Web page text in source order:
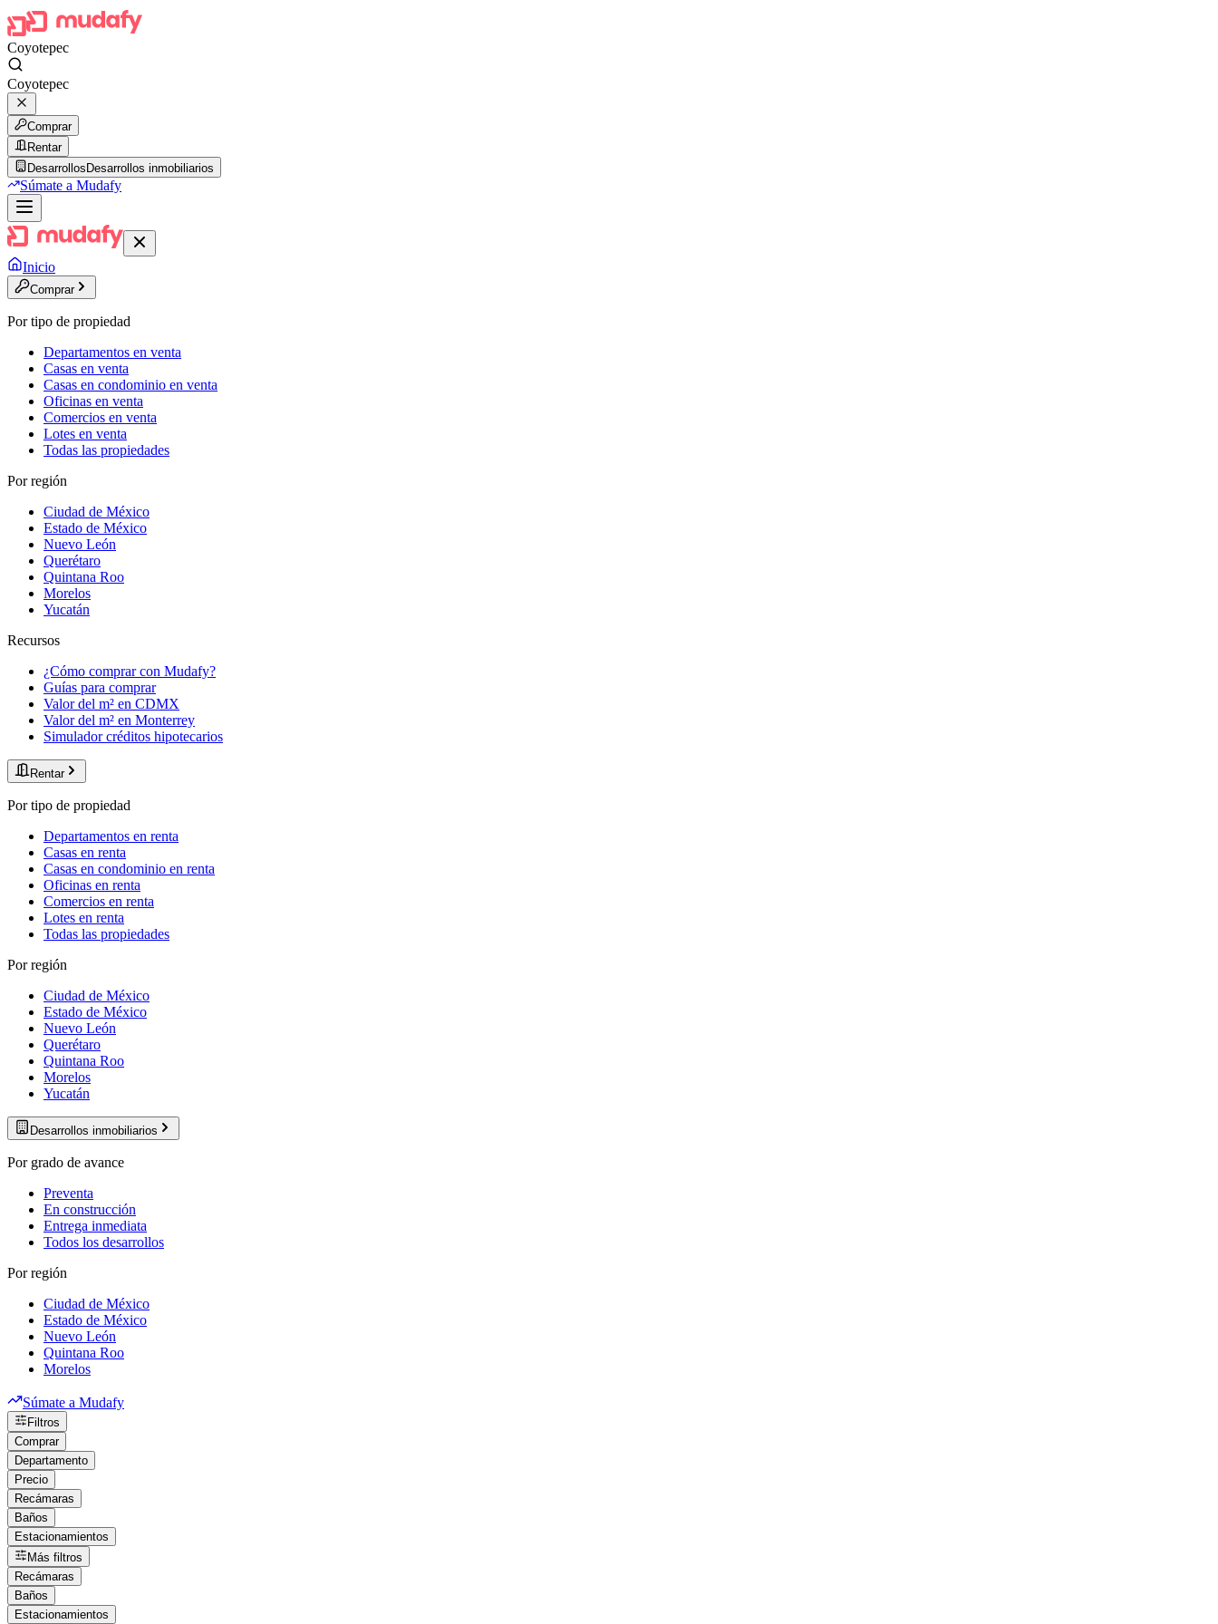
Coyotepec
Coyotepec
Comprar
Rentar
Desarrollos Desarrollos inmobiliarios
Súmate a Mudafy
Inicio
Comprar
Por tipo de propiedad
Departamentos en venta
Casas en venta
Casas en condominio en venta
Oficinas en venta
Comercios en venta
Lotes en venta
Todas las propiedades
Por región
Ciudad de México
Estado de México
Nuevo León
Querétaro
Quintana Roo
Morelos
Yucatán
Recursos
¿Cómo comprar con Mudafy?
Guías para comprar
Valor del m² en CDMX
Valor del m² en Monterrey
Simulador créditos hipotecarios
Rentar
Por tipo de propiedad
Departamentos en renta
Casas en renta
Casas en condominio en renta
Oficinas en renta
Comercios en renta
Lotes en renta
Todas las propiedades
Por región
Ciudad de México
Estado de México
Nuevo León
Querétaro
Quintana Roo
Morelos
Yucatán
Desarrollos inmobiliarios
Por grado de avance
Preventa
En construcción
Entrega inmediata
Todos los desarrollos
Por región
Ciudad de México
Estado de México
Nuevo León
Quintana Roo
Morelos
Súmate a Mudafy
Filtros
Comprar
Departamento
Precio
Recámaras
Baños
Estacionamientos
Más filtros
Recámaras
Baños
Estacionamientos